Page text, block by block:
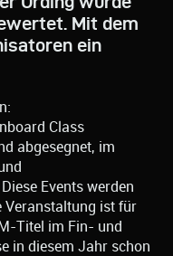
Mit dem
ein
Class
abgesegnet, im
Events werden
Veranstaltung ist für
Titel im Fin- und
in diesem Jahr schon